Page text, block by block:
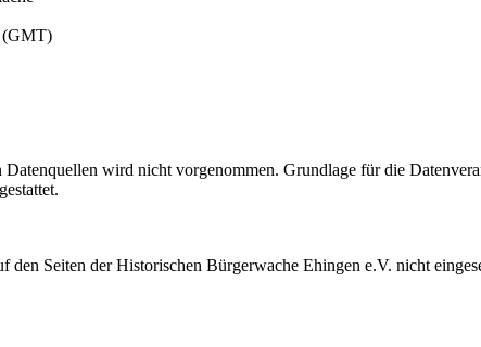
(GMT)
Datenquellen wird nicht vorgenommen. Grundlage für die
Seiten der Historischen Bürgerwache Ehingen e.V. nicht